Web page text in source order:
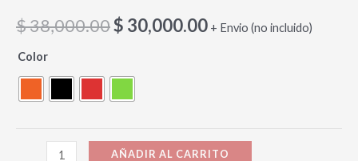
$38,000.00$ 30,000.00 + Envio (no incluido)
Color
AÑADIR AL CARRITO